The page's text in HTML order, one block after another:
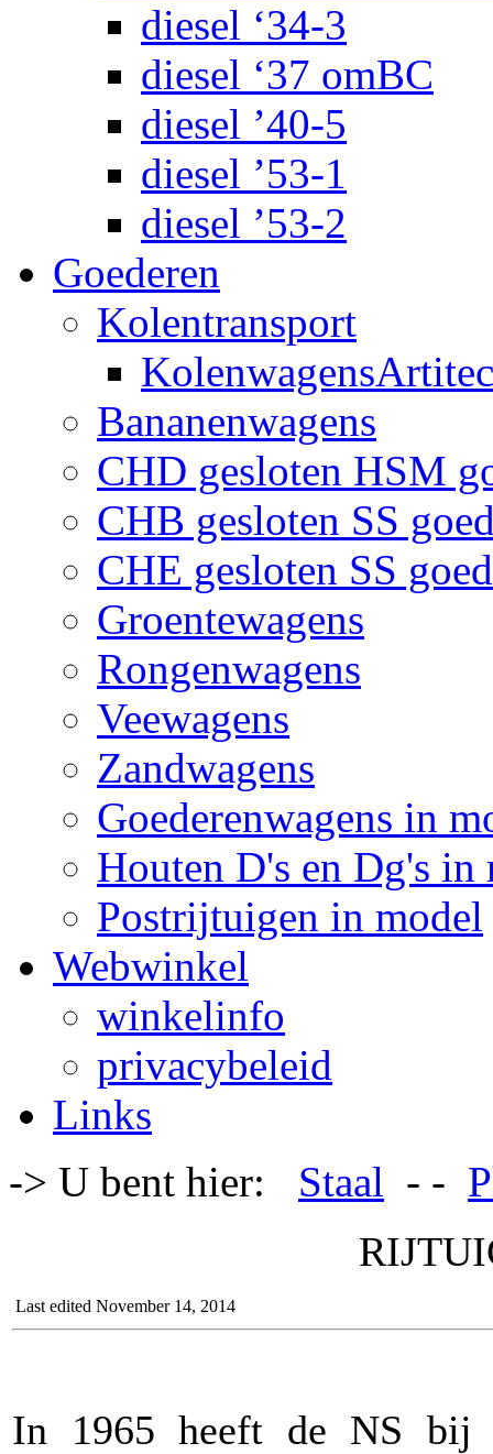
diesel ‘34-3
diesel ‘37 omBC
diesel ’40-5
diesel ’53-1
diesel ’53-2
Goederen
Kolentransport
KolenwagensArtitec
Bananenwagens
CHD gesloten HSM
CHB gesloten SS
CHE gesloten SS
Groentewagens
Rongenwagens
Veewagens
Zandwagens
Goederenwagens in
Houten D's en Dg's in
Postrijtuigen in model
Webwinkel
winkelinfo
privacybeleid
Links
-> U bent hier: Staal - -
Last edited November 14, 2014
In 1965 heeft de NS bij